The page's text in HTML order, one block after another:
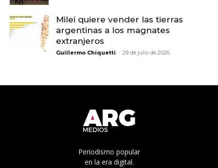
Milei quiere vender las tierras
argentinas a los magnates
extranjeros
Guillermo Chiquetti - 29 de julio de 2026
Periodismo popular
en la era digital.